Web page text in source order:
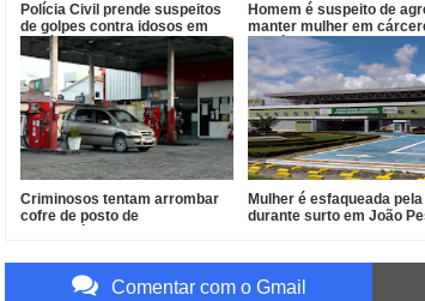
Polícia Civil prende suspeitos
de golpes contra idosos em
Sapé
Homem é suspeito de
manter mulher em
Paraíba
Criminosos tentam arrombar
cofre de posto de
Mulher é esfaqueada
durante surto em João
Comentar com o Gmail